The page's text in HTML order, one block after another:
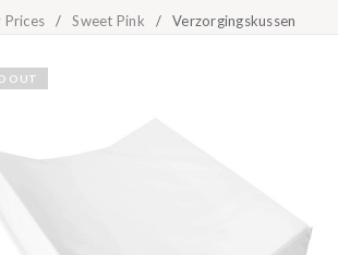
Prices / Sweet Pink / Verzorgingskussen
OUT